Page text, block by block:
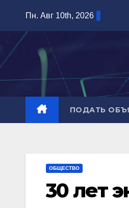
содержимому
Пн. Авг 10th, 2026
ПОДАТЬ
ОБЩЕСТВО
30 лет